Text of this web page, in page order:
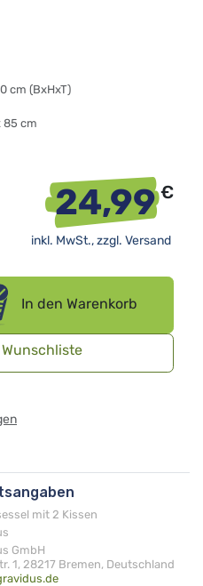
cm (BxHxT)
85 cm
In den Warenkorb
24,99€
inkl. MwSt., zzgl. Versand
mit 2 Kissen
GmbH
1, 28217 Bremen, Deutschland